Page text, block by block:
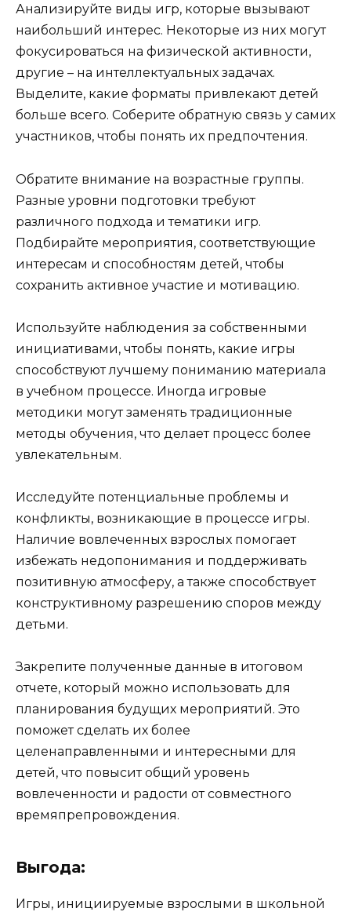
Анализируйте виды игр, которые вызывают
наибольший интерес. Некоторые из них могут
фокусироваться на физической активности,
другие – на интеллектуальных задачах.
Выделите, какие форматы привлекают детей
больше всего. Соберите обратную связь у самих
участников, чтобы понять их предпочтения.
Обратите внимание на возрастные группы.
Разные уровни подготовки требуют
различного подхода и тематики игр.
Подбирайте мероприятия, соответствующие
интересам и способностям детей, чтобы
сохранить активное участие и мотивацию.
Используйте наблюдения за собственными
инициативами, чтобы понять, какие игры
способствуют лучшему пониманию материала
в учебном процессе. Иногда игровые
методики могут заменять традиционные
методы обучения, что делает процесс более
увлекательным.
Исследуйте потенциальные проблемы и
конфликты, возникающие в процессе игры.
Наличие вовлеченных взрослых помогает
избежать недопонимания и поддерживать
позитивную атмосферу, а также способствует
конструктивному разрешению споров между
детьми.
Закрепите полученные данные в итоговом
отчете, который можно использовать для
планирования будущих мероприятий. Это
поможет сделать их более
целенаправленными и интересными для
детей, что повысит общий уровень
вовлеченности и радости от совместного
времяпрепровождения.
Выгода:
Игры, инициируемые взрослыми в школьной